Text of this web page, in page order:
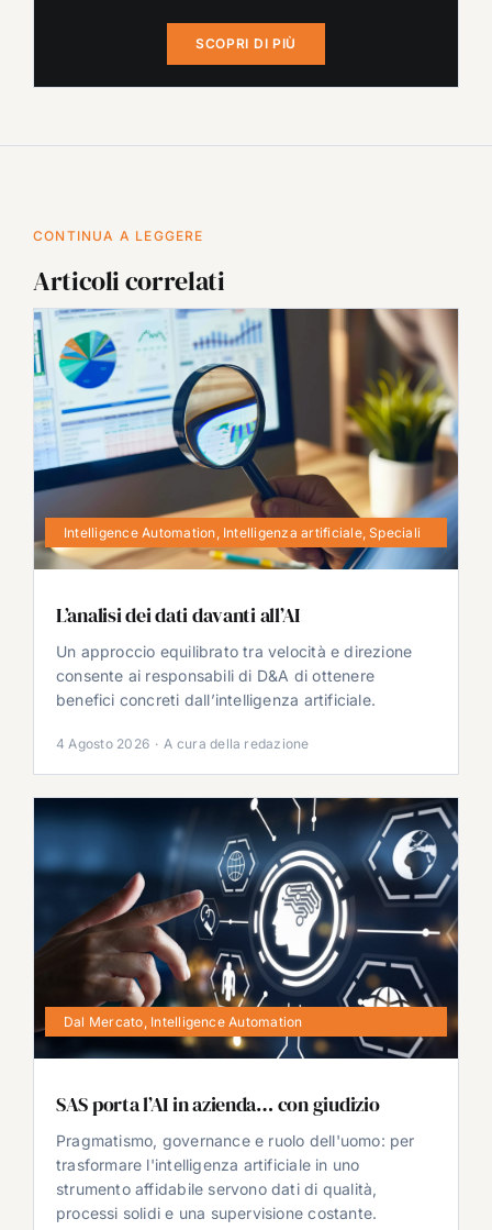
SCOPRI DI PIÙ
CONTINUA A LEGGERE
Articoli correlati
Intelligence Automation, Intelligenza artificiale,Speciali
L’analisi dei dati davanti all’AI
Un approccio equilibrato tra velocità e direzione
consente ai responsabili di D&A di ottenere
benefici concreti dall’intelligenza artificiale.
4 Agosto 2026 · A cura della redazione
Dal Mercato, Intelligence Automation
SAS porta l’AI in azienda… con giudizio
Pragmatismo, governance e ruolo dell'uomo: per
trasformare l'intelligenza artificiale in uno
strumento affidabile servono dati di qualità,
processi solidi e una supervisione costante.